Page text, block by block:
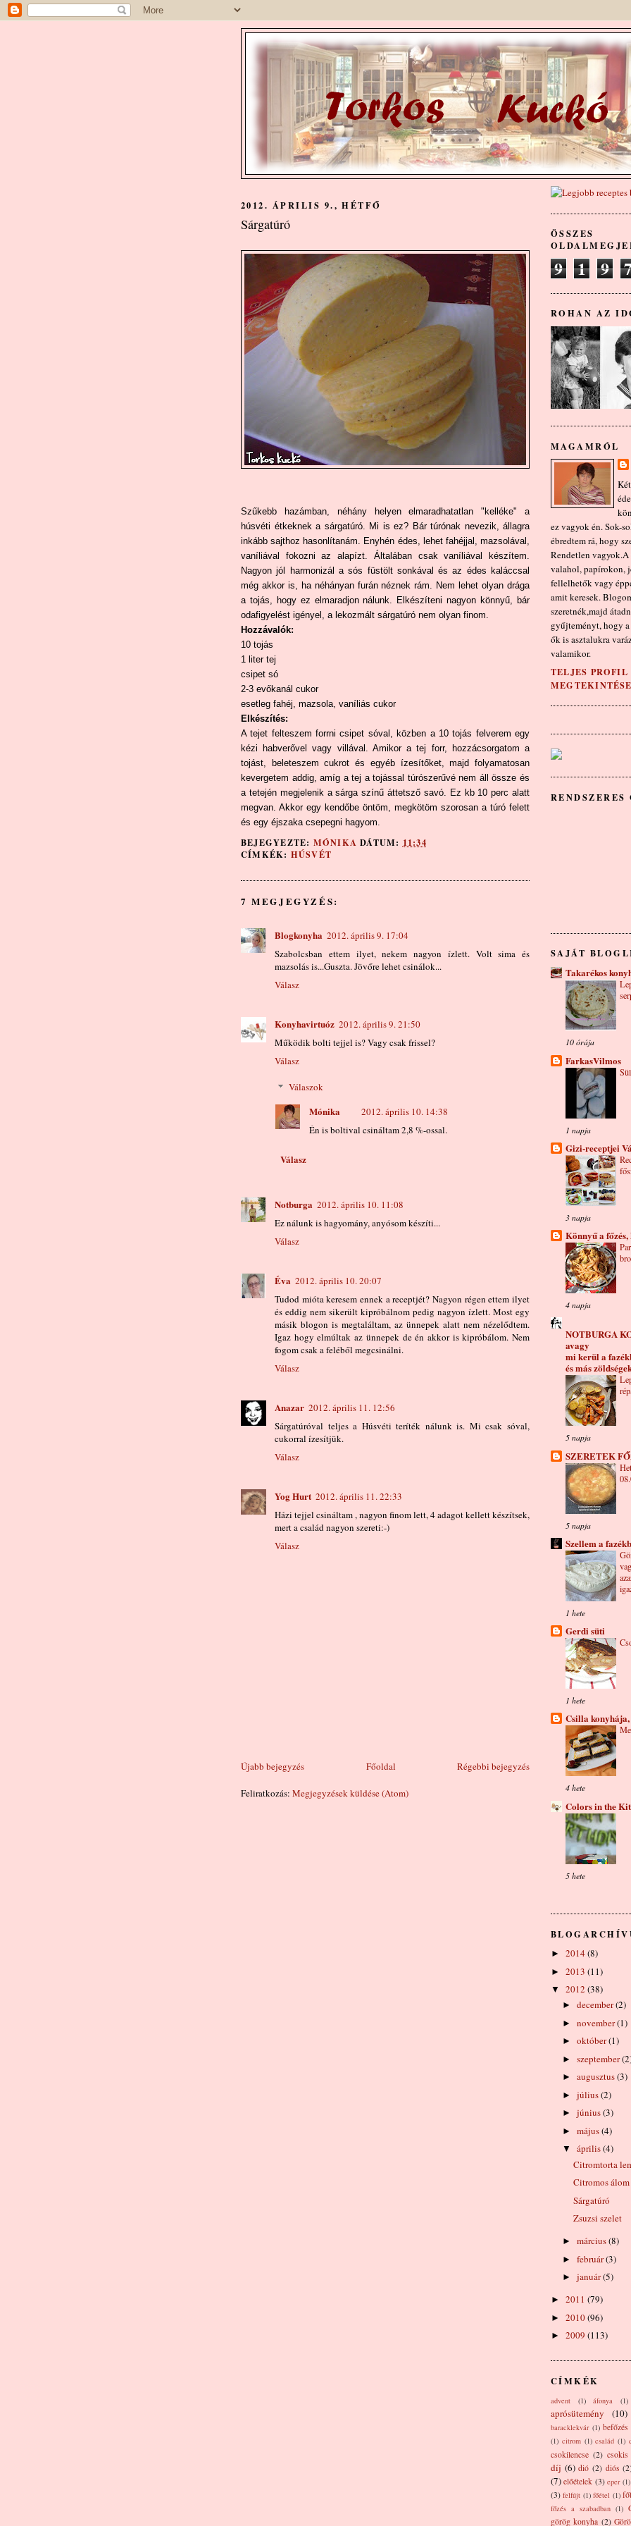
2012. ÁPRILIS 9., HÉTFŐ
Sárgatúró
Szűkebb hazámban, néhány helyen elmaradhatatlan "kelléke" a
húsvéti étkeknek a sárgatúró. Mi is ez? Bár túrónak nevezik, állagra
inkább sajthoz hasonlítanám. Enyhén édes, lehet fahéjjal, mazsolával,
vaníliával fokozni az alapízt. Általában csak vaníliával készítem.
Nagyon jól harmonizál a sós füstölt sonkával és az édes kaláccsal
még akkor is, ha néhányan furán néznek rám. Nem lehet olyan drága
a tojás, hogy ez elmaradjon nálunk. Elkészíteni nagyon könnyű, bár
odafigyelést igényel, a lekozmált sárgatúró nem olyan finom.
Hozzávalók:
10 tojás
1 liter tej
csipet só
2-3 evőkanál cukor
esetleg fahéj, mazsola, vaníliás cukor
Elkészítés:
A tejet felteszem forrni csipet sóval, közben a 10 tojás felverem egy
kézi habverővel vagy villával. Amikor a tej forr, hozzácsorgatom a
tojást, beleteszem cukrot és egyéb ízesítőket, majd folyamatosan
kevergetem addig, amíg a tej a tojással túrószerűvé nem áll össze és
a tetején megjelenik a sárga színű áttetsző savó. Ez kb 10 perc alatt
megvan. Akkor egy kendőbe öntöm, megkötöm szorosan a túró felett
és egy éjszaka csepegni hagyom.
BEJEGYEZTE: MÓNIKA DÁTUM: 11:34
CÍMKÉK: HÚSVÉT
7 MEGJEGYZÉS:
Blogkonyha 2012. április 9. 17:04
Szabolcsban ettem ilyet, nekem nagyon ízlett. Volt sima és
mazsolás is...Guszta. Jövőre lehet csinálok...
Válasz
Konyhavirtuóz 2012. április 9. 21:50
Működik bolti tejjel is? Vagy csak frissel?
Válasz
Válaszok
Mónika
2012. április 10. 14:38
Én is boltival csináltam 2,8 %-ossal.
Válasz
Notburga 2012. április 10. 11:08
Ez nálunk is hagyomány, anyósom készíti...
Válasz
Éva 2012. április 10. 20:07
Tudod mióta keresem ennek a receptjét? Nagyon régen ettem ilyet
és eddig nem sikerült kipróbálnom pedig nagyon ízlett. Most egy
másik blogon is megtaláltam, az ünnepek alatt nem nézelődtem.
Igaz hogy elmúltak az ünnepek de én akkor is kipróbálom. Nem
fogom csak a feléből megcsinálni.
Válasz
Anazar 2012. április 11. 12:56
Sárgatúróval teljes a Húsvéti teríték nálunk is. Mi csak sóval,
cukorral ízesítjük.
Válasz
Yog Hurt 2012. április 11. 22:33
Házi tejjel csináltam , nagyon finom lett, 4 adagot kellett készítsek,
mert a család nagyon szereti:-)
Válasz
Újabb bejegyzés Régebbi bejegyzés
Főoldal
Feliratkozás: Megjegyzések küldése (Atom)
ÖSSZES
9 1 9
ROHAN AZ
MAGAMRÓL
ez vagyok én. Sok-
ébredtem rá, hogy
Rendetlen
valahol, papírokon,
fellelhetők vagy
amit keresek.
szeretnék,majd
gyűjteményt, hogy
ők is asztalukra
valamikor.
TELJES PROFIL
MEGTEKINTÉSE
RENDSZERES
SAJÁT
Takarékos
10 órája
FarkasVilmos
1 napja
Gizi-receptjei
3 napja
Könnyű a
4 napja
NOTBURGA
avagy
mi kerül a
és más
5 napja
SZERETEK
5 napja
Szellem a
1 hete
Gerdi süti
1 hete
Csilla
4 hete
Colors in the
5 hete
► 2014 (8)
► 2013 (11)
▼ 2012 (38)
► december(2)
► november(1)
► október(1)
► szeptember
► augusztus(3)
► július(2)
► június(3)
► május(4)
▼ április(4)
Citromtorta
Citromos álom
Sárgatúró
Zsuzsi szelet
► március(8)
► február(3)
► január(5)
► 2011 (79)
► 2010(96)
► 2009 (113)
CÍMKÉK
advent (1) áfonya (1)
aprósütemény (10)
baracklekvár (1) befőzés
(1) citrom (1) család (1)
csokilencse (2) csokis
díj (6) dió (2) diós
(7) előételek (3) eper (1)
(3) felfújt (1) főétel (1)
főzés a szabadban (1)
görög konyha (2)